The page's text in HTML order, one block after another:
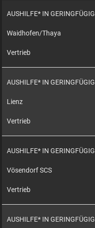
AUSHILFE* IN
Waidhofen/Thaya
Vertrieb
AUSHILFE* IN
Lienz
Vertrieb
AUSHILFE* IN
Vösendorf SCS
Vertrieb
AUSHILFE* IN